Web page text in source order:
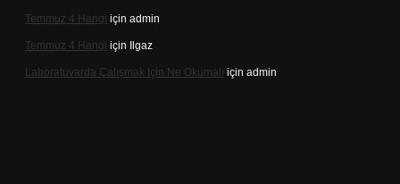
Temmuz 4 Hangi için admin
Temmuz 4 Hangi için Ilgaz
Laboratuvarda Çalışmak Için Ne Okumalı için admin